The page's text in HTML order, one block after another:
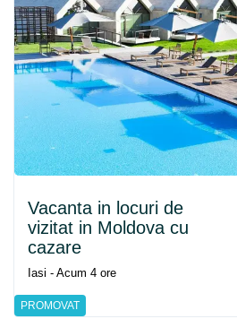
PROMOVAT
Vacanta in locuri de
vizitat in Moldova cu
cazare
Iasi - Acum 4 ore